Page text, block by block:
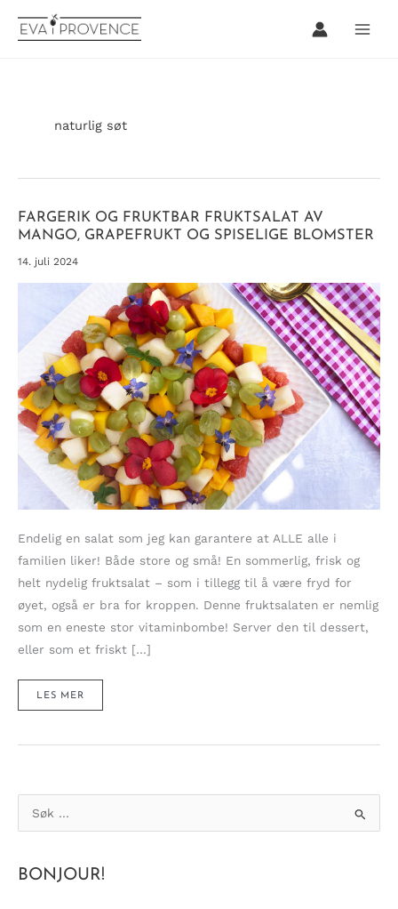
rett
naturlig søt
FARGERIK OG FRUKTBAR FRUKTSALAT AV
MANGO, GRAPEFRUKT OG SPISELIGE BLOMSTER
14. juli 2024
Endelig en salat som jeg kan garantere at ALLE alle i
familien liker! Både store og små! En sommerlig, frisk og
helt nydelig fruktsalat – som i tillegg til å være fryd for
øyet, også er bra for kroppen. Denne fruktsalaten er nemlig
som en eneste stor vitaminbombe! Server den til dessert,
eller som et friskt […]
FARGERIK
FRUKTBAR
GRAPEFRUKT
LES MER
ø
e
BONJOUR!